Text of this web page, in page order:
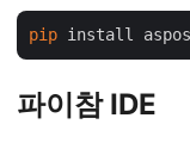
pip
파이참 IDE